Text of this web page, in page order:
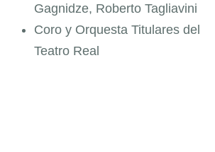
Gagnidze, Roberto Tagliavini
Coro y Orquesta Titulares del
Teatro Real